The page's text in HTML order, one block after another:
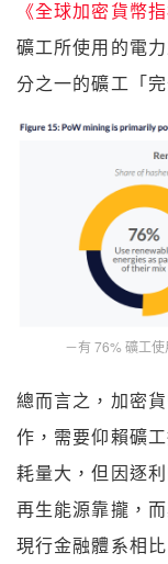
《全球加密貨幣指
礦工所使用的電
分之一的礦工「
－有 76% 礦工
總而言之，加密
作，需要仰賴礦
耗量大，但因逐
再生能源靠攏，
現行金融體系相